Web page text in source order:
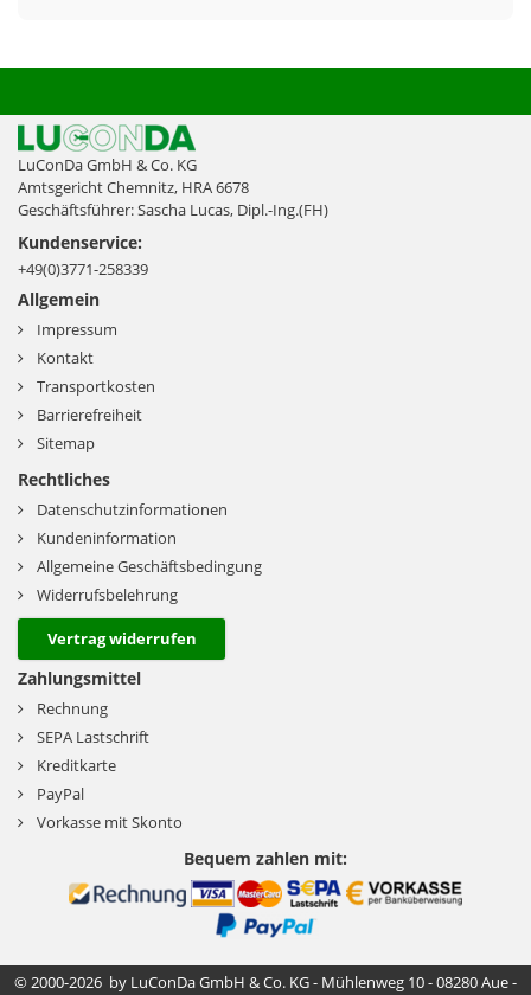
LuConDa GmbH & Co. KG
Amtsgericht Chemnitz, HRA 6678
Geschäftsführer: Sascha Lucas, Dipl.-Ing.(FH)
Kundenservice:
+49(0)3771-258339
Allgemein
Impressum
Kontakt
Transportkosten
Barrierefreiheit
Sitemap
Rechtliches
Datenschutzinformationen
Kundeninformation
Allgemeine Geschäftsbedingung
Widerrufsbelehrung
Vertrag widerrufen
Zahlungsmittel
Rechnung
SEPA Lastschrift
Kreditkarte
PayPal
Vorkasse mit Skonto
Bequem zahlen mit:
© 2000-2026 by LuConDa GmbH & Co. KG - Mühlenweg 10 - 08280 Aue -